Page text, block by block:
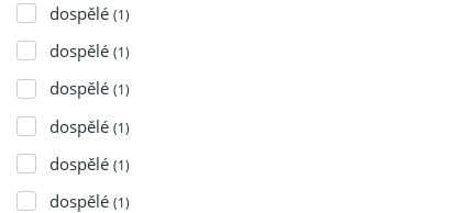
dospělé (1)
dospělé (1)
dospělé (1)
dospělé (1)
dospělé (1)
dospělé (1)